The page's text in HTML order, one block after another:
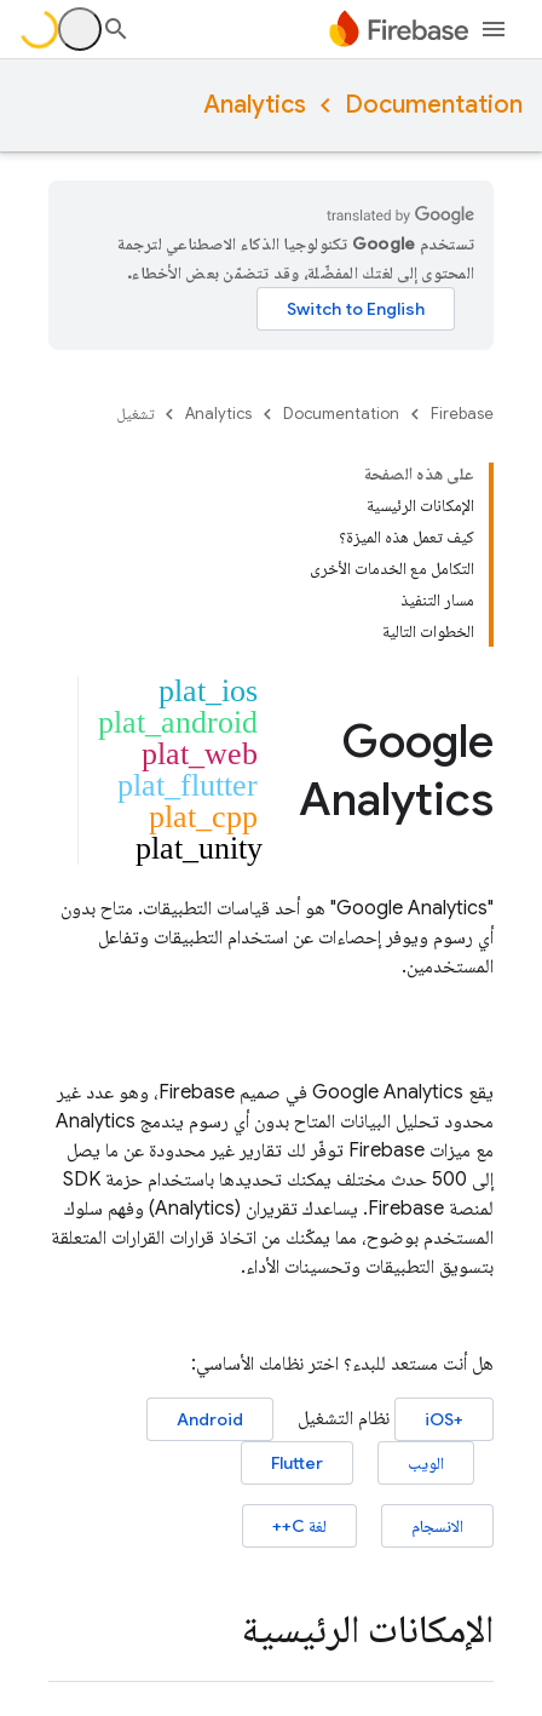
Documentation
Analytics
تستخدم Google تكنولوجيا الذكاء الاصطناعي لترجمة
المحتوى إلى لغتك المفضّلة، وقد تتضمّن بعض الأخطاء.
Firebase
Documentation
Analytics تشغيل
على هذه الصفحة
الإمكانات الرئيسية
كيف تعمل هذه الميزة؟
التكامل مع الخدمات الأخرى
مسار التنفيذ
الخطوات التالية
Google
Analytics
plat_ios
plat_android
plat_web
plat_flutter
plat_cpp
plat_unity
"
Google Analytics" هو أحد قياسات التطبيقات. متاح بدون
أي رسوم ويوفر إحصاءات عن استخدام التطبيقات وتفاعل
المستخدمين.
يقع Google Analytics
في صميم Firebase، وهو عدد غير
محدود تحليل البيانات المتاح بدون أي رسوم يندمج Analytics
مع ميزات Firebase توفّر لك تقارير غير محدودة عن ما يصل
إلى 500 حدث مختلف يمكنك تحديدها باستخدام حزمة SDK
لمنصة Firebase. يساعدك تقريران (
Analytics) وفهم سلوك
المستخدم بوضوح، مما يمكّنك من اتخاذ قرارات القرارات المتعلقة
بتسويق التطبيقات وتحسينات الأداء.
هل أنت مستعد للبدء؟ اختر نظامك الأساسي:
+iOS نظام التشغيل
Android
الويب
Flutter
الانسجام لغة C++
الإمكانات الرئيسية